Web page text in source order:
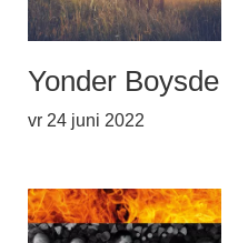
Yonder Boysde
vr 24 juni 2022